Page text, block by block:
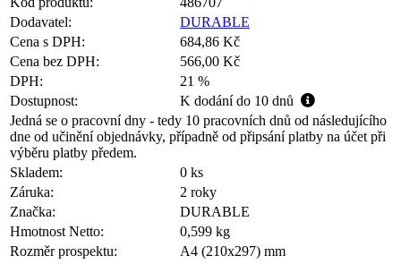
Dodavatel:
DURABLE
Cena s DPH:
684,86 Kč
Cena bez DPH:
566,00 Kč
DPH:
21 %
Dostupnost:
K dodání do 10 dnů
Jedná se o pracovní dny - tedy 10 pracovních dnů od následujícího
dne od učinění objednávky, případně od připsání platby na účet při
výběru platby předem.
Skladem:
0 ks
Záruka:
2 roky
Značka:
DURABLE
Hmotnost Netto:
0,599 kg
Rozměr prospektu:
A4 (210x297) mm